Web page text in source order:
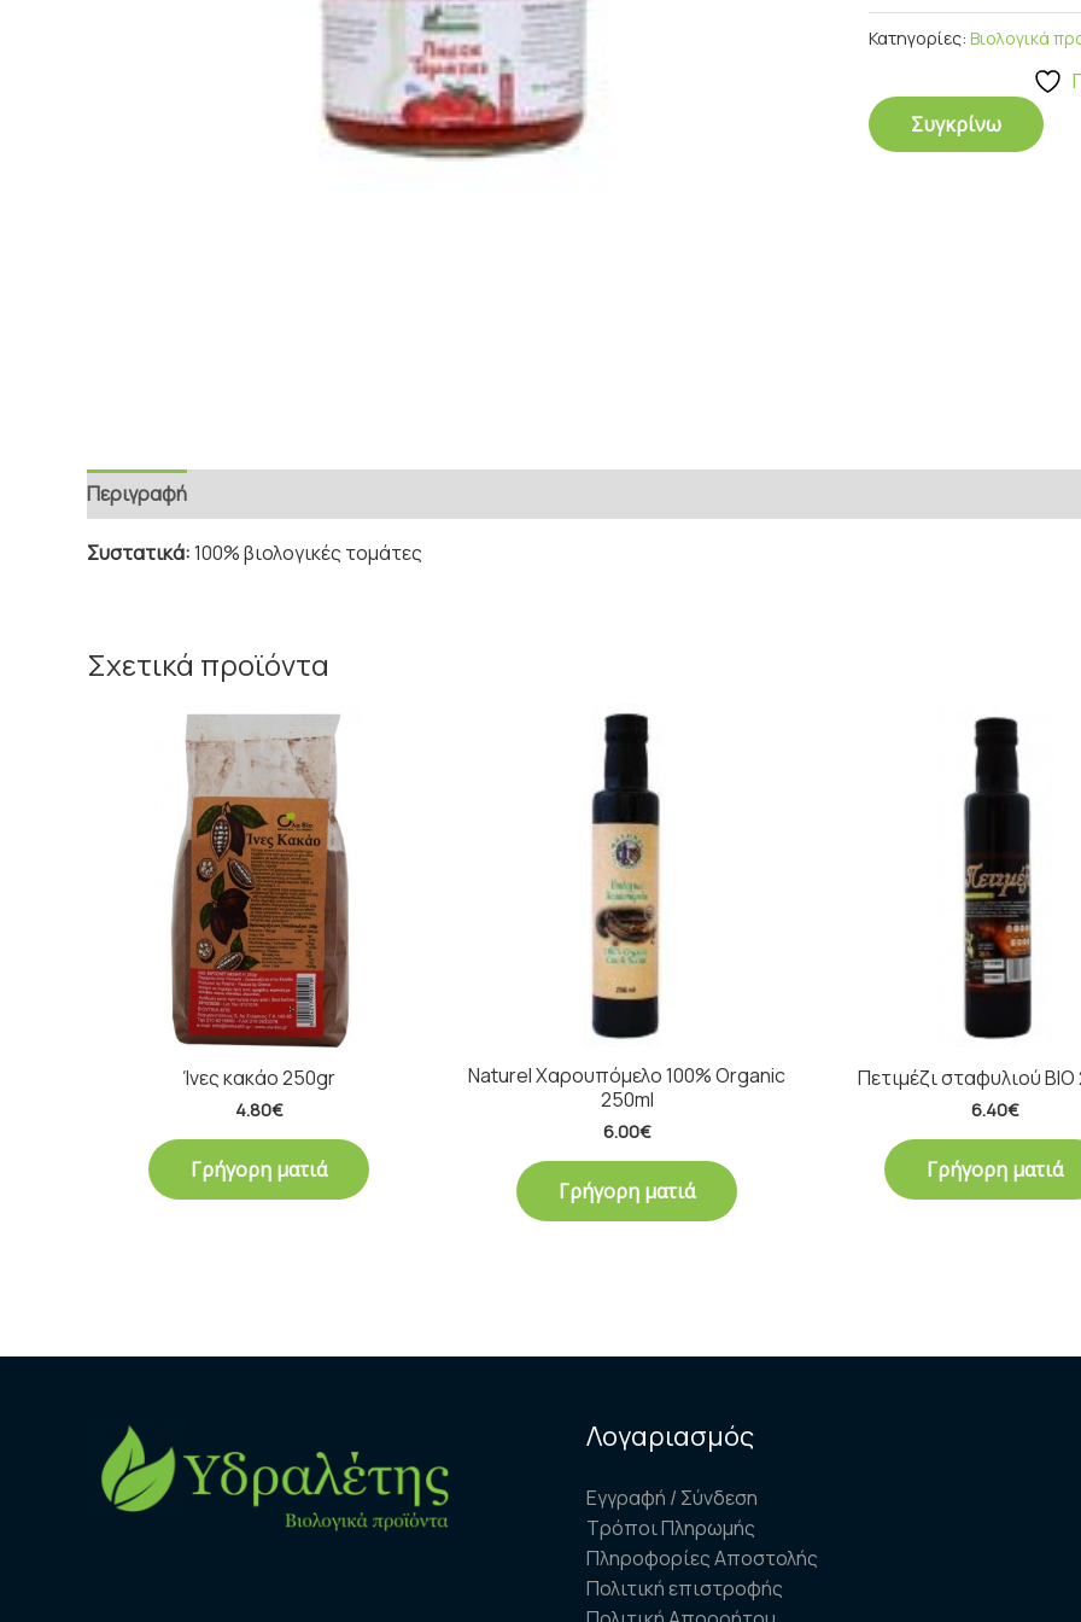
Κατηγορίες: Βιολογικά
Συγκρίνω
Περιγραφή
Συστατικά:100% βιολογικές τομάτες
Σχετικά προϊόντα
Ίνες κακάο 250gr
4.80€
Γρήγορη ματιά
Naturel Χαρουπόμελο 100% Organic
250ml
6.00€
Γρήγορη ματιά
Πετιμέζι σταφυλιού ΒΙΟ
6.40€
Γρήγορη ματιά
Λογαριασμός
Εγγραφή / Σύνδεση
Τρόποι Πληρωμής
Πληροφορίες Αποστολής
Πολιτική επιστροφής